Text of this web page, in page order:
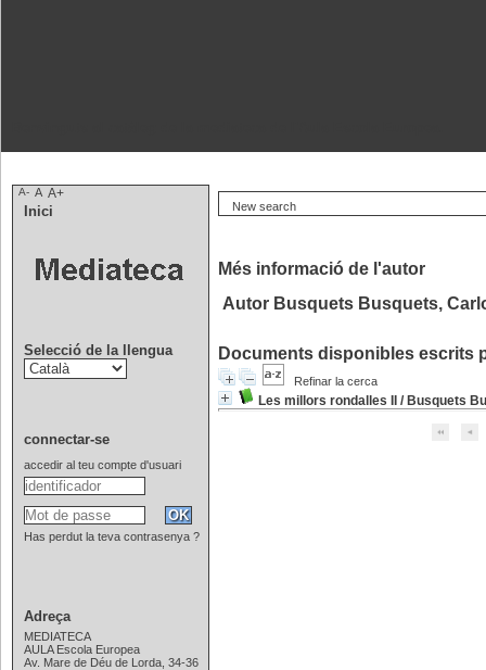
New search
Més informació de l'autor
Autor Busquets Busquets,
Documents disponibles escrits
Refinar la cerca
Les millors rondalles II / Busquets
A- A A+
Inici
Selecció de la llengua
connectar-se
accedir al teu compte d'usuari
Has perdut la teva contrasenya ?
Adreça
MEDIATECA
AULA Escola Europea
Av. Mare de Déu de Lorda, 34-36